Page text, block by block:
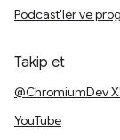
Podcast'ler ve
Takip et
@ChromiumDev
YouTube